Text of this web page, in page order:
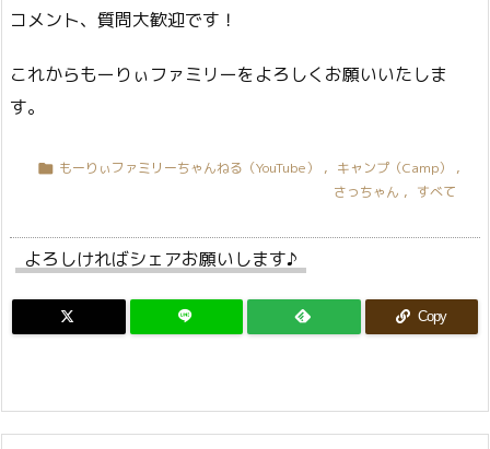
コメント、質問大歓迎です！
これからもーりぃファミリーをよろしくお願いいたしま
す。
 もーりぃファミリーちゃんねる（YouTube） , キャンプ（Camp）
,
さっちゃん , すべて
よろしければシェアお願いします♪
Copy